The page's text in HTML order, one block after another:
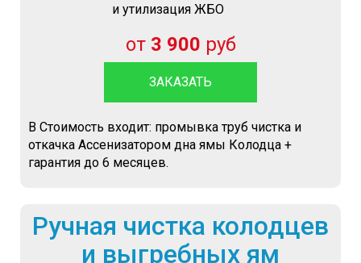
и утилизация ЖБО
от 3 900 руб
ЗАКАЗАТЬ
В Стоимость входит: промывка труб чистка и
откачка Ассенизатором дна ямы Колодца +
гарантия до 6 месяцев.
Ручная чистка колодцев
и выгребных ям